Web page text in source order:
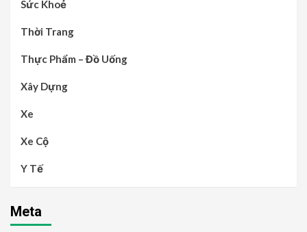
Sức Khoẻ
Thời Trang
Thực Phẩm – Đồ Uống
Xây Dựng
Xe
Xe Cộ
Y Tế
Meta